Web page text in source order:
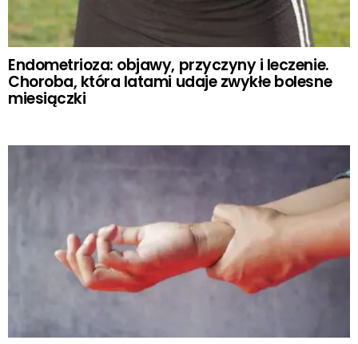
Endometrioza: objawy, przyczyny i leczenie.
Choroba, która latami udaje zwykłe bolesne
miesiączki